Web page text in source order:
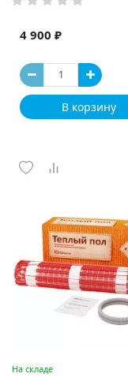
4 900 ₽
В корзину
На складе